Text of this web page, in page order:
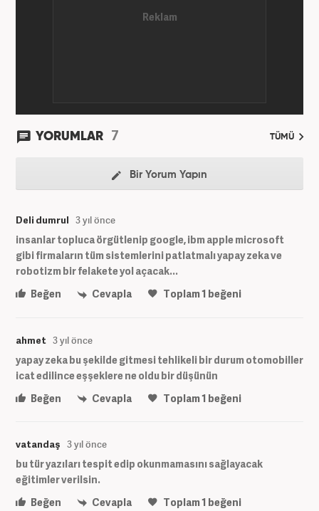
YORUMLAR 7 TÜMÜ
Bir Yorum Yapın
Deli dumrul 3 yıl önce
insanlar topluca örgütlenip google, ibm apple microsoft
gibi firmaların tüm sistemlerini patlatmalı yapay zeka ve
robotizm bir felakete yol açacak...
Beğen
Cevapla Toplam1 beğeni
ahmet 3 yıl önce
yapay zeka bu şekilde gitmesi tehlikeli bir durum otomobiller
icat edilince eşşeklere ne oldu bir düşünün
Beğen
Cevapla Toplam1 beğeni
vatandaş 3 yıl önce
bu tür yazıları tespit edip okunmamasını sağlayacak
eğitimler verilsin.
Beğen
Cevapla Toplam1 beğeni